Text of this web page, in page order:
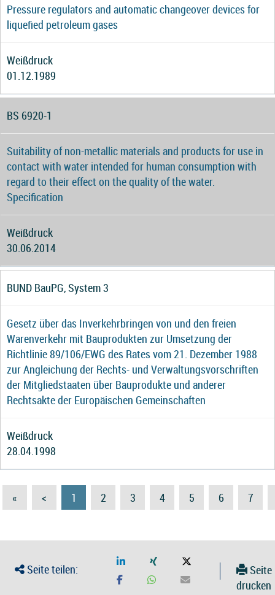
Pressure regulators and automatic changeover devices for
liquefied petroleum gases
Weißdruck
01.12.1989
BS 6920-1
Suitability of non-metallic materials and products for use in
contact with water intended for human consumption with
regard to their effect on the quality of the water.
Specification
Weißdruck
30.06.2014
BUND BauPG, System 3
Gesetz über das Inverkehrbringen von und den freien
Warenverkehr mit Bauprodukten zur Umsetzung der
Richtlinie 89/106/EWG des Rates vom 21. Dezember 1988
zur Angleichung der Rechts- und Verwaltungsvorschriften
der Mitgliedstaaten über Bauprodukte und anderer
Rechtsakte der Europäischen Gemeinschaften
Weißdruck
28.04.1998
« < 1 2 3 4 5 6 7
Seite teilen:
Seite
drucken